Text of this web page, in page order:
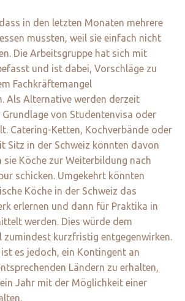
in den letzten Monaten mehrere
mussten, weil sie einfach nicht
Die Arbeitsgruppe hat sich mit
und ist dabei, Vorschläge zu
Fachkräftemangel
Als Alternative werden derzeit
Grundlage von Studentenvisa oder
Catering-Ketten, Kochverbände oder
Sitz in der Schweiz könnten davon
Köche zur Weiterbildung nach
schicken. Umgekehrt könnten
Köche in der Schweiz das
erlernen und dann für Praktika in
werden. Dies würde dem
zumindest kurzfristig entgegenwirken.
es jedoch, ein Kontingent an
Ländern zu erhalten,
Jahr mit der Möglichkeit einer